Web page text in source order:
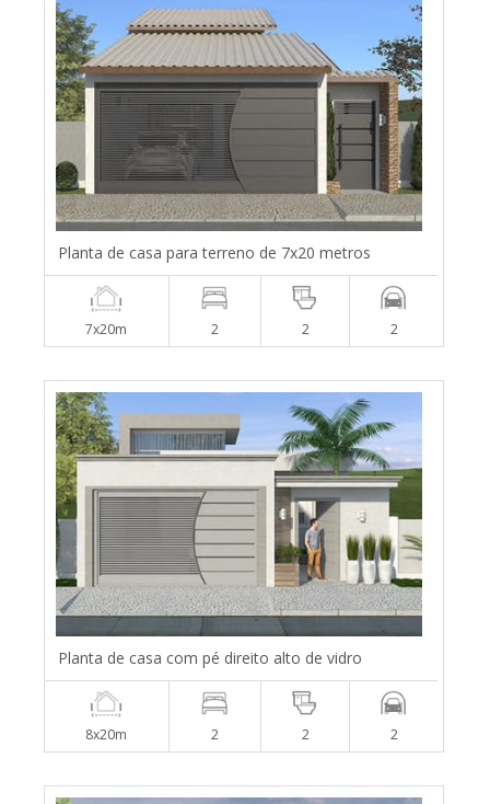
Planta de casa para terreno de 7x20 metros
7x20m 2 2 2
Planta de casa com pé direito alto de vidro
8x20m 2 2 2